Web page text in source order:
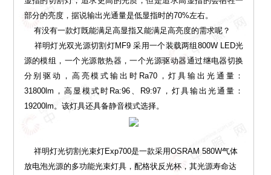
部分的亮度，据说输出光通量是低显指时的70%左右。
有没有一款灯既能满足高显指又能满足高亮度的需求呢？
祥明灯光双光源切割灯MF9 采用一个装载两组800W LED光
源的模组，一个光源散热器，一个光源驱动器通过继电器切换
分别驱动，高亮模式输出时Ra70，灯具输出光通量：
31800lm，高显模式时Ra:96、R9:97，灯具输出光通量：
19200lm。该灯具还具备静音模式选择。
祥明灯光切割光束灯Exp700是一款采用OSRAM 580W气体
放电泡光源的多功能光束灯具，配格状反光杯，其光源寿命达